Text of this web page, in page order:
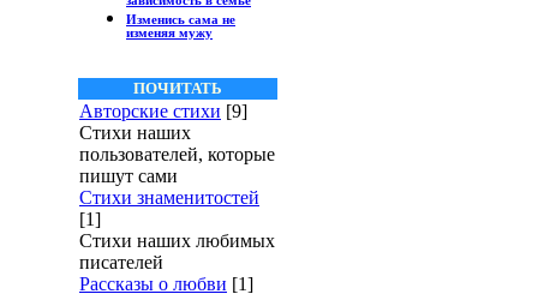
Изменись сама не
изменяя мужу
ПОЧИТАТЬ
Авторские стихи [9]
Стихи наших
пользователей, которые
пишут сами
Стихи знаменитостей
[1]
Стихи наших любимых
писателей
Рассказы о любви [1]